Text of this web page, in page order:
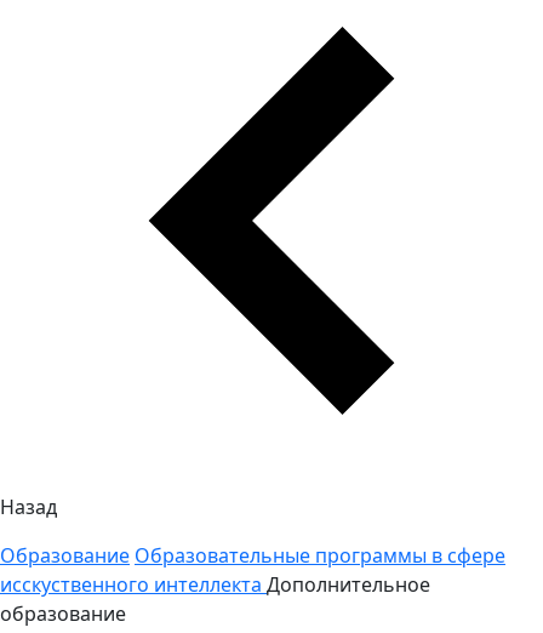
Назад
Образование Образовательные программы в сфере
исскуственного интеллекта Дополнительное
образование